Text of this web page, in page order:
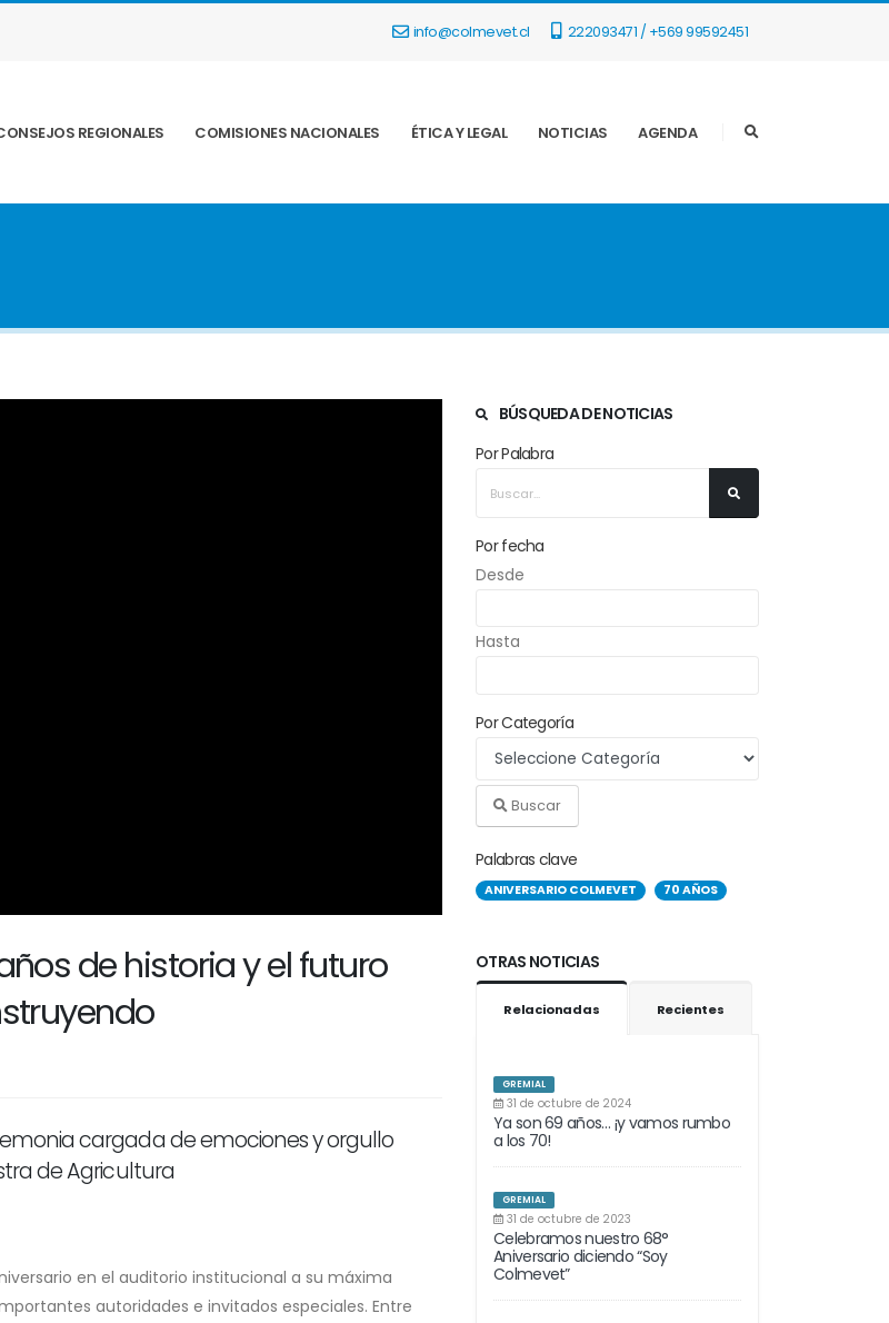
info@colmevet.cl 222093471 / +569 99592451
REGIONALES COMISIONES NACIONALES ÉTICA Y LEGAL NOTICIAS AGENDA
BÚSQUEDA DE NOTICIAS
Por Palabra
Por fecha
Desde
Hasta
Por Categoría
Buscar
Palabras clave
ANIVERSARIO COLMEVET 70 AÑOS
OTRAS NOTICIAS
Relacionadas Recientes
GREMIAL
31 de octubre de 2024
Ya son 69 años… ¡y vamos rumbo
a los 70!
GREMIAL
31 de octubre de 2023
Celebramos nuestro 68°
Aniversario diciendo “Soy
Colmevet”
de historia y el futuro
cargada de emociones y orgullo
de Agricultura
en el auditorio institucional a su máxima
autoridades e invitados especiales. Entre